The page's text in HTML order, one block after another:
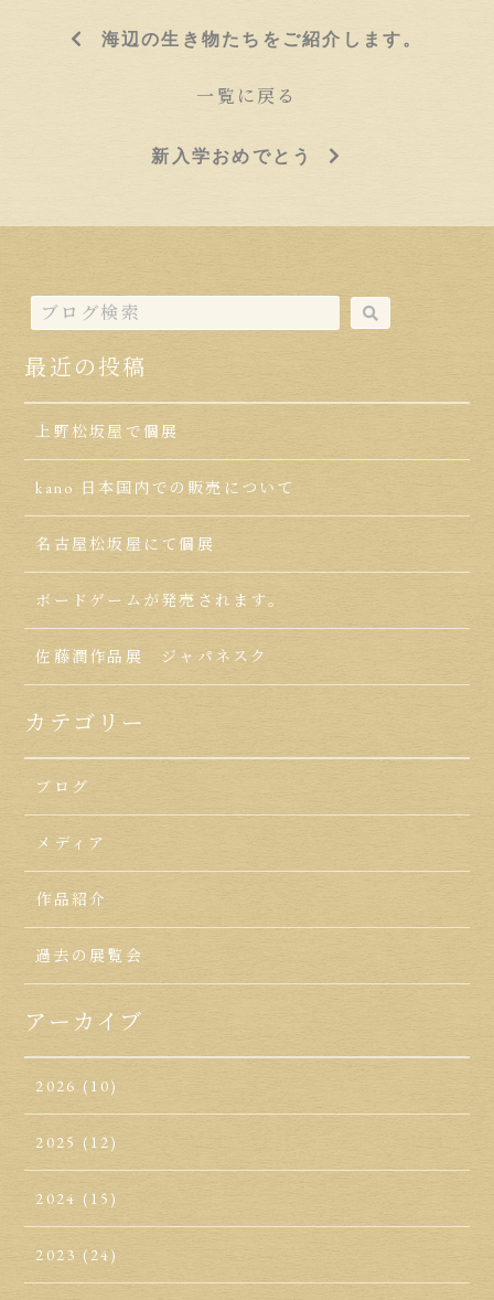
海辺の生き物たちをご紹介します。
一覧に戻る
新入学おめでとう
最近の投稿
上野松坂屋で個展
kano 日本国内での販売について
名古屋松坂屋にて個展
ボードゲームが発売されます。
佐藤潤作品展 ジャパネスク
カテゴリー
ブログ
メディア
作品紹介
過去の展覧会
アーカイブ
2026 (10)
2025 (12)
2024 (15)
2023 (24)